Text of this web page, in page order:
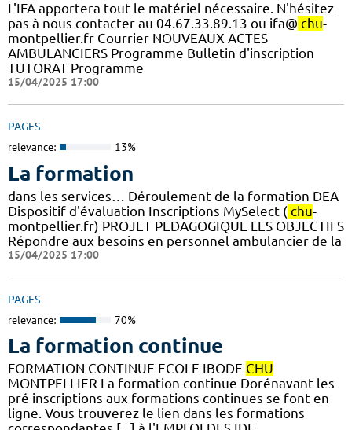
L'IFA apportera tout le matériel nécessaire. N'hésitez
pas à nous contacter au 04.67.33.89.13 ou ifa@ chu-
montpellier.fr Courrier NOUVEAUX ACTES
AMBULANCIERS Programme Bulletin d'inscription
TUTORAT Programme
15/04/2025 17:00
PAGES
relevance: 13%
La formation
dans les services… Déroulement de la formation DEA
Dispositif d'évaluation Inscriptions MySelect ( chu-
montpellier.fr) PROJET PEDAGOGIQUE LES OBJECTIFS
Répondre aux besoins en personnel ambulancier de la
15/04/2025 17:00
PAGES
relevance: 70%
La formation continue
FORMATION CONTINUE ECOLE IBODE CHU
MONTPELLIER La formation continue Dorénavant les
pré inscriptions aux formations continues se font en
ligne. Vous trouverez le lien dans les formations